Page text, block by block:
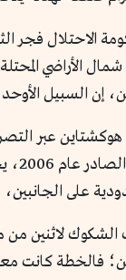
الاحتلال فجر
الأراضي
إن السبيل
عبر
على
لاثنين من
فالخطة كانت